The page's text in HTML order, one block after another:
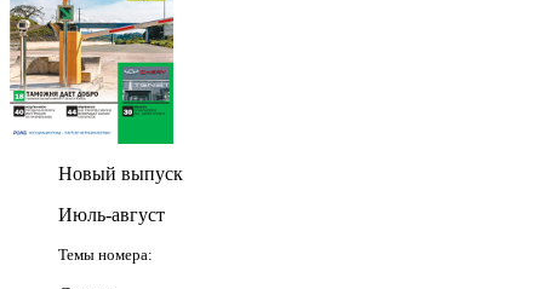
Новый выпуск
Июль-август
Темы номера: